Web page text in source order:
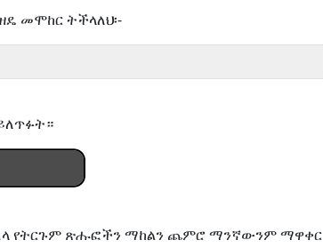
መሞከር ትችላለህ፡-
የትርጉም ጽሑፎችን ማከልን ጨምሮ ማንኛውንም ማዋቀር